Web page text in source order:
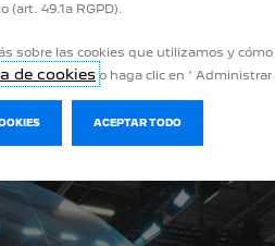
(art. 49.1a RGPD).
sobre las cookies que utilizamos y
de cookies o haga clic en ' Administrar
ACEPTAR TODO